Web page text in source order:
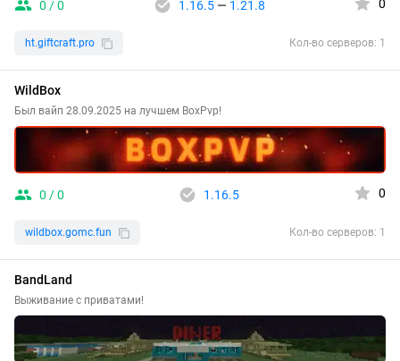
0 / 0 1.16.5— 1.21.8 0
ht.giftcraft.pro Кол-во серверов: 1
WildBox
Был вайп 28.09.2025 на лучшем BoxPvp!
0 / 0 1.16.5 0
wildbox.gomc.fun Кол-во серверов: 1
BandLand
Выживание с приватами!